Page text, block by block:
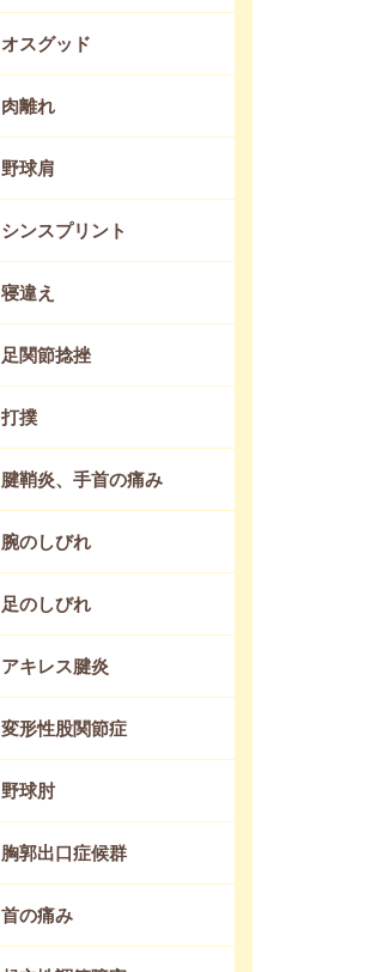
オスグッド
肉離れ
野球肩
シンスプリント
寝違え
足関節捻挫
打撲
腱鞘炎、手首の痛み
腕のしびれ
足のしびれ
アキレス腱炎
変形性股関節症
野球肘
胸郭出口症候群
首の痛み